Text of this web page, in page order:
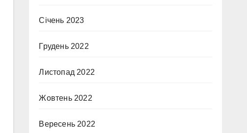
Січень 2023
Грудень 2022
Листопад 2022
Жовтень 2022
Вересень 2022